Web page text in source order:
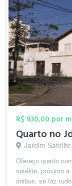
R$ 930,00 por
Quarto no
Jardim
Ofereço quarto
satélite, próximo
ônibus, se faz